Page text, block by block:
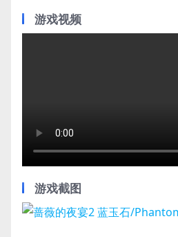
游戏视频
游戏截图